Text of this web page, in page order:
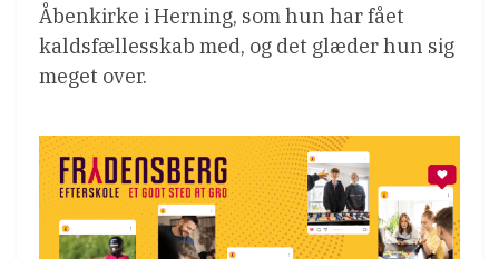
Åbenkirke i Herning, som hun har fået
kaldsfællesskab med, og det glæder hun sig
meget over.